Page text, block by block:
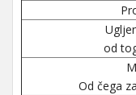
od
Od čega